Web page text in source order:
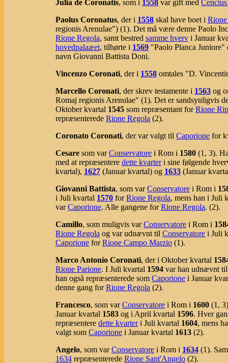
Julia de Coronatis, som i 1558 var gift med
Paolus Coronatus, der i 1558 skal have boet i
regionis Arenulae") (1). Det må være denne Paolo
Rione Regola, samt bestred samme hverv i Januar
hovedpalaæet, tilhørte i 1569 "Paolo Planca Juniore"
navn Giovanni Battista Doni.
Vincenzo Coronati, der i 1558 omtales "D.
Marcello Coronati, der skrev testamente i 1563 og
Romaj regionis Arenulae" (1). Det er sandsynligvis
Oktober kvartal 1545 som repræsentant forRione
repræsenterede Rione Regola (2).
Coronato Coronati, der var valgt til Caporione for
Cesare som varConservatore i Rom i 1580 (1, 3).
med at repræsentere dette kvarteri sine følgende
kvartal), 1627 (Januar kvartal) og 1633 (Januar
Giovanni Battista, som varConservatore i Rom i
i Juli kvartal 1570 forRione Regola, mens han i Juli
varCaporione. Alle gangene forRione Regola. (2).
Camillo, som muligvis varConservatore i Rom i
Rione Regola og var udnævnt til Conservatore i Juli
Caporione forRione Campo Marzio (1).
Marco Antonio Coronati, der i Oktober kvartal
Rione Parione. I Juli kvartal 1594 var han udnævnt
han også repræsenterede som Caporione i Januar
denne gang forRione Regola (2).
Francesco, som varConservatore i Rom i 1600 (1,
Januar kvartal 1583 og i April kvartal 1596. Hver
repræsentere dette kvarteri Juli kvartal 1604, mens
valgt som Caporione i Januar kvartal 1613 (2).
Angelo, som varConservatore i Rom i 1634 (1).
1634 repræsenterede Rione Sant'Angelo (2).